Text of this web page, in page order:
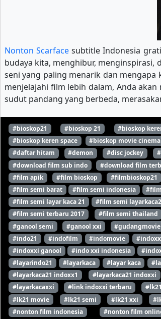
Nonton Scarface subtitle Indonesia
budaya kita, menghibur,
seni yang paling menarik dan
menjelajahi film lebih dalam, Anda
sudut pandang yang berbeda,
#bioskop21 #bioskop 21 #bioskop
#bioskop keren space
#bioskop movie
#daftar hitam
#demon #disc jockey
#download film sub indo
#download film
#film apik
#film bioskop #filmbioskop21
#film semi barat
#film semi indonesia
#film semi layar kaca 21
#film semi
#film semi terbaru 2017
#film semi thailand
#ganool semi
#ganool xxi #gudangmovie
#indo21
#indofilm #indomovie #indoxx
#indoxxi ganool
#indo xxi indonesia
#layarindo21
#layarkaca #layar kaca
#layarkaca21 indoxx1
#layarkaca21 indoxxi
#layarkacaxxi
#link indoxxi terbaru #lk21
#lk21 movie
#lk21 semi #lk21 xxi
#nonton film indonesia
#nonton film